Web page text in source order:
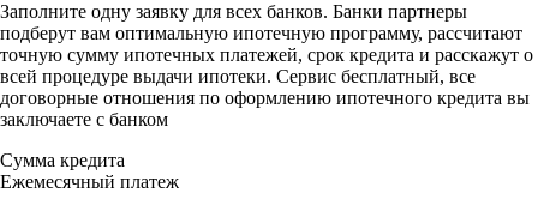
Заполните одну заявку для всех банков. Банки партнеры
подберут вам оптимальную ипотечную программу, рассчитают
точную сумму ипотечных платежей, срок кредита и расскажут о
всей процедуре выдачи ипотеки. Сервис бесплатный, все
договорные отношения по оформлению ипотечного кредита вы
заключаете с банком
Сумма кредита
Ежемесячный платеж